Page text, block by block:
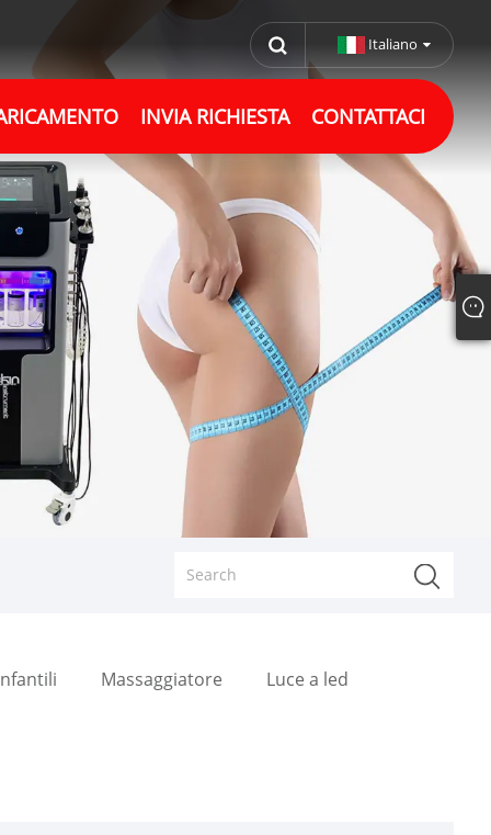
Italiano
INVIA RICHIESTA CONTATTACI
Massaggiatore Luce a led